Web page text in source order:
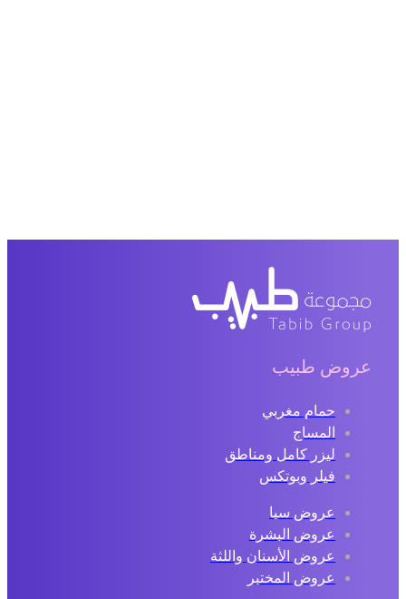
عروض طبيب
حمام مغربي
المساج
ليزر كامل ومناطق
فيلر وبوتكس
عروض سبا
عروض البشرة
عروض الأسنان واللثة
عروض المختبر